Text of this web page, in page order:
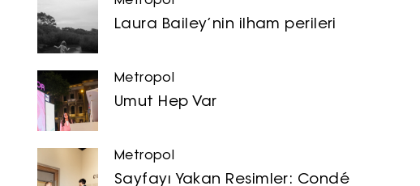
Laura Bailey’nin ilham perileri
Metropol
Umut Hep Var
Metropol
Sayfayı Yakan Resimler: Condé